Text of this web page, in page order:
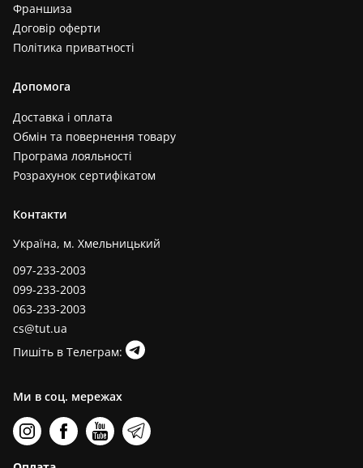
Франшиза
Договір оферти
Політика приватності
Допомога
Доставка і оплата
Обмін та повернення товару
Програма лояльності
Розрахунок сертифікатом
Контакти
Україна, м. Хмельницький
097-233-2003
099-233-2003
063-233-2003
cs@tut.ua
Пишіть в Телеграм:
Ми в соц. мережах